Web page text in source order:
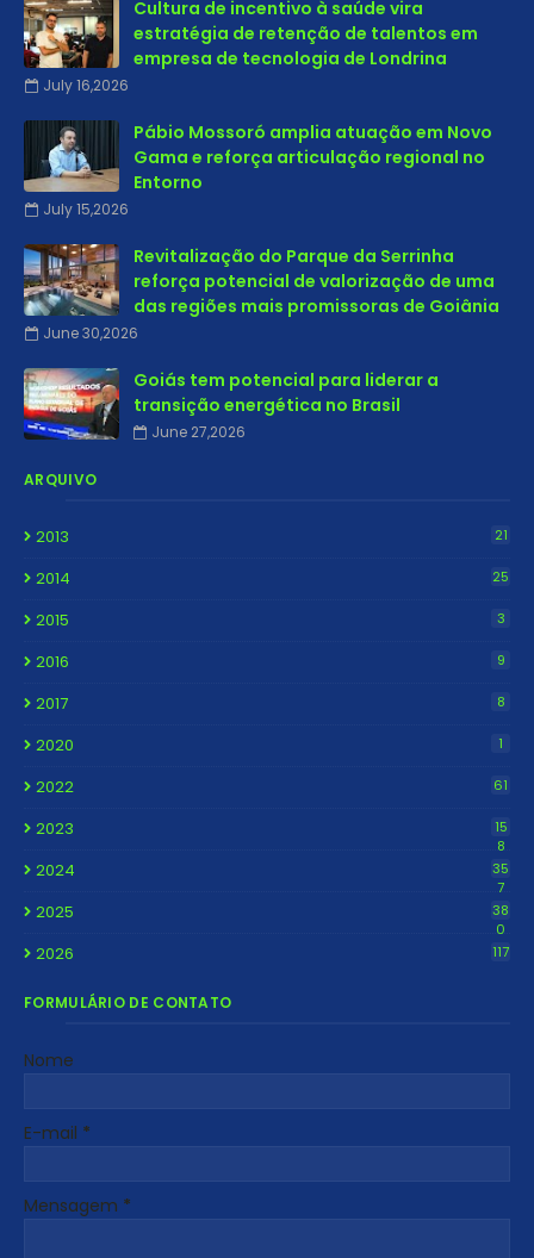
Cultura de incentivo à saúde vira
estratégia de retenção de talentos em
empresa de tecnologia de Londrina
July 16,2026
Pábio Mossoró amplia atuação em Novo
Gama e reforça articulação regional no
Entorno
July 15,2026
Revitalização do Parque da Serrinha
reforça potencial de valorização de uma
das regiões mais promissoras de Goiânia
June 30,2026
Goiás tem potencial para liderar a
transição energética no Brasil
June 27,2026
ARQUIVO
2013 21
2014 25
2015 3
2016 9
2017 8
2020 1
2022 61
2023
15
8
2024
35
7
2025
38
0
2026 117
FORMULÁRIO DE CONTATO
Nome
E-mail *
Mensagem *